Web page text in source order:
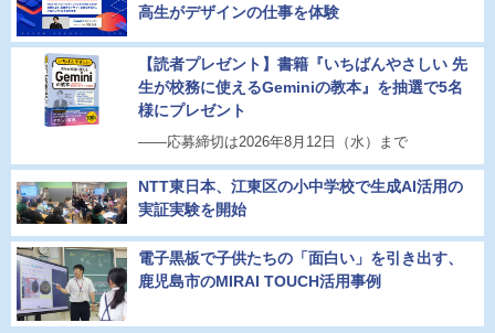
高生がデザインの仕事を体験
【読者プレゼント】書籍『いちばんやさしい 先
生が校務に使えるGeminiの教本』を抽選で5名
様にプレゼント
――応募締切は2026年8月12日（水）まで
NTT東日本、江東区の小中学校で生成AI活用の
実証実験を開始
電子黒板で子供たちの「面白い」を引き出す、
鹿児島市のMIRAI TOUCH活用事例